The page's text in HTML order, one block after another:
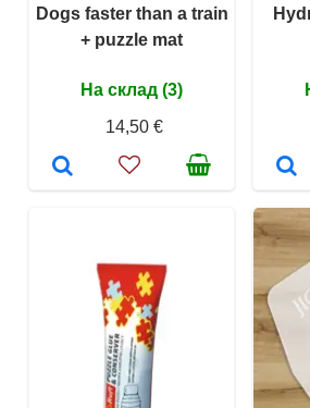
Dogs faster than a train
+ puzzle mat
На склад (3)
14,50 €